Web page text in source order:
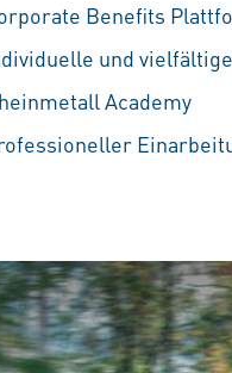
Benefits
und
Academy